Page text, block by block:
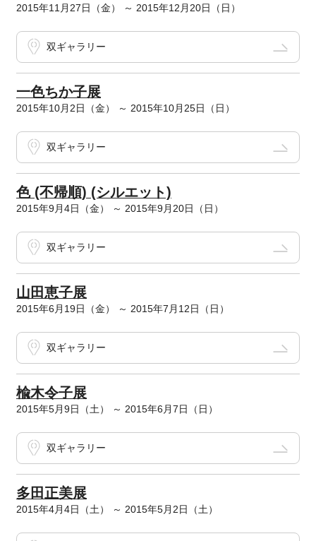
2015年11月27日（金） ～ 2015年12月20日（日）
双ギャラリー
一色ちか子展
2015年10月2日（金） ～ 2015年10月25日（日）
双ギャラリー
色 (不帰順) (シルエット)
2015年9月4日（金） ～ 2015年9月20日（日）
双ギャラリー
山田恵子展
2015年6月19日（金） ～ 2015年7月12日（日）
双ギャラリー
楡木令子展
2015年5月9日（土） ～ 2015年6月7日（日）
双ギャラリー
多田正美展
2015年4月4日（土） ～ 2015年5月2日（土）